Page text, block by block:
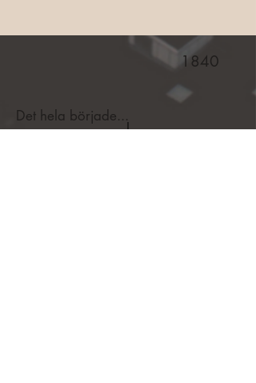
1840
Det hela började...